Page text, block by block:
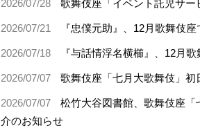
2026/07/28 歌舞伎座「イベント託児サー
2026/07/21 『忠僕元助』、12月歌舞伎
2026/07/18 『与話情浮名横櫛』、12月
2026/07/07 歌舞伎座「七月大歌舞伎」初
2026/07/07
松竹大谷図書館、歌舞伎座
介のお知らせ